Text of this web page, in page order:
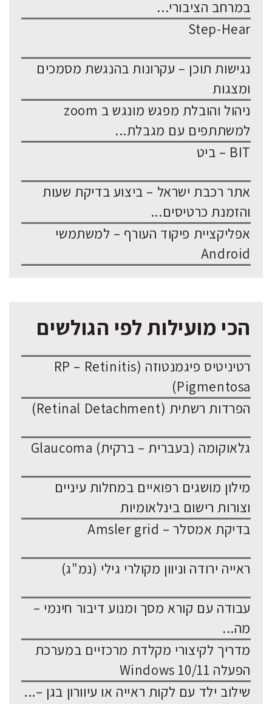
במרחב הציבורי...
Step-Hear
נגישות תוכן – עקרונות בהנגשת מסמכים
ומצגות
ניהול והובלת מפגש מונגש ב zoom
למשתתפים עם מגבלת...
BIT – ביט
אתר רכבת ישראל – ביצוע בדיקת שעות
והזמנת כרטיסים...
אפליקציית פיקוד העורף – למשתמשי
Android
הכי מועילות לפי הגולשים
רטיניטיס פיגמנטוזה (RP – Retinitis
Pigmentosa)
הפרדות רשתית (Retinal Detachment)
גלאוקומה (בעברית – ברקית) Glaucoma
מילון מושגים רפואיים במחלות עיניים
וצורות רישום בינלאומיות
בדיקת אמסלר – Amsler grid
ראייה ירודה וניוון מקולרי גילי (נמ"ג)
עבודה עם קורא מסך ומנוע דיבור חינמי –
מה...
מדריך לקיצורי מקלדת מרכזיים במערכת
הפעלה Windows 10/11
שילוב ילד עם לקות ראייה או עיוורון בגן –...